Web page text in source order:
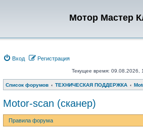
Мотор Мастер
Вход Регистрация
Текущее время: 09.08.2026,
Список форумов ТЕХНИЧЕСКАЯ ПОДДЕРЖКА
Motor-scan (сканер)
Правила форума